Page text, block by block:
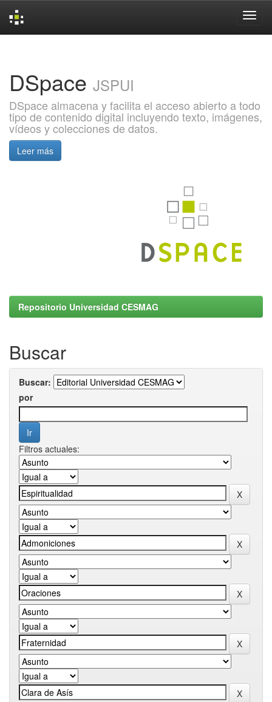
DSpace JSPUI
DSpace almacena y facilita el acceso abierto a todo
tipo de contenido digital incluyendo texto, imágenes,
vídeos y colecciones de datos.
Leer más
Repositorio Universidad CESMAG
Buscar
Buscar:
por
Filtros actuales: